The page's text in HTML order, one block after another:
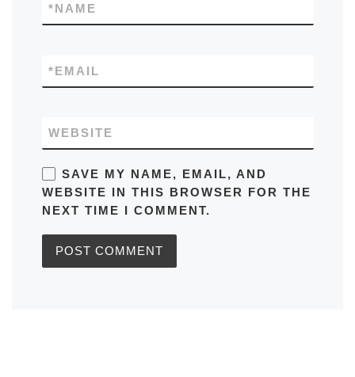
NAME
*
EMAIL
*
WEBSITE
SAVE MY NAME, EMAIL, AND
WEBSITE IN THIS BROWSER FOR THE
NEXT TIME I COMMENT.